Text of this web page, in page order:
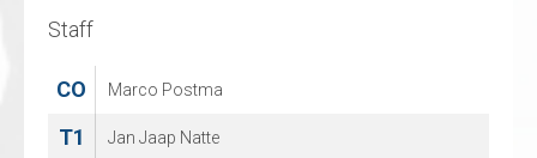
Staff
CO Marco Postma
T1 Jan Jaap Natte
Staff
CO NILS VROEMANS
T1 KEVIN VAN LOOVEREN